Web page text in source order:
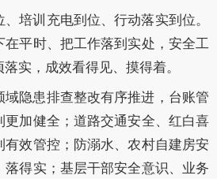
培训充电到位、行动落实到位。
平时、把工作落到实处，安全工
实，成效看得见、摸得着。
域隐患排查整改有序推进，台账管
更加健全；道路交通安全、红白喜
效管控；防溺水、农村自建房安
得实；基层干部安全意识、业务